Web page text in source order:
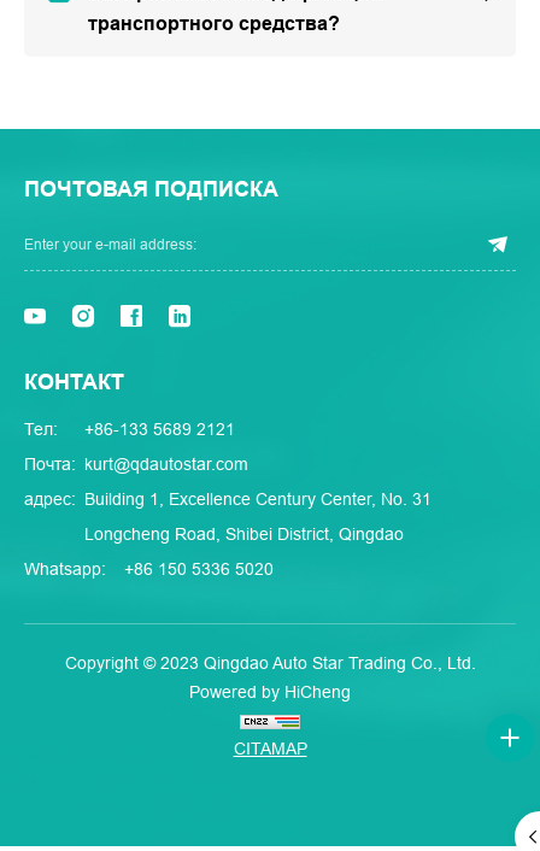
транспортного средства?
ПОЧТОВАЯ ПОДПИСКА
КОНТАКТ
Тел:
+86-133 5689 2121
Почта: kurt@qdautostar.com
адрес: Building 1, Excellence Century Center, No. 31
Longcheng Road, Shibei District, Qingdao
Whatsapp:
+86 150 5336 5020
Copyright © 2023 Qingdao Auto Star Trading Co., Ltd.
Powered by HiCheng
CITAMAP